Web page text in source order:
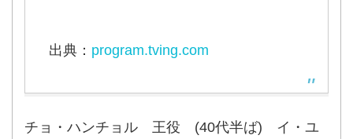
出典： program.tving.com
チョ・ハンチョル 王役 (40代半ば) イ・ユ